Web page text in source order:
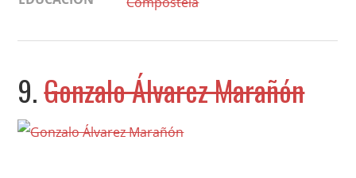
9.Gonzalo Álvarez Marañón